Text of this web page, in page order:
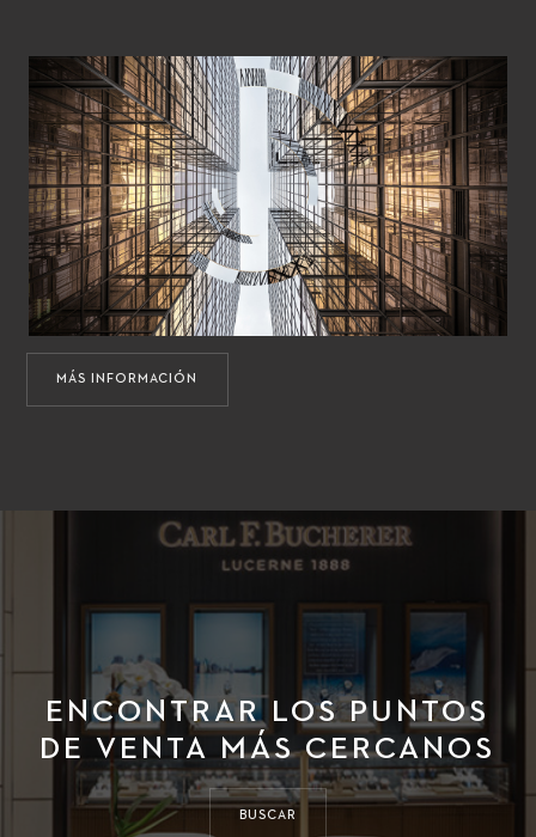
MÁS INFORMACIÓN
ENCONTRAR LOS PUNTOS
DE VENTA MÁS CERCANOS
BUSCAR